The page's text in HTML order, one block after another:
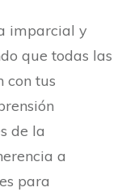
imparcial y
que todas las
con tus
de la
a
para